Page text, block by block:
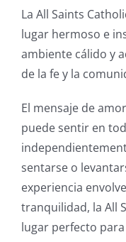
La All Saints
lugar hermoso e
ambiente cálido y
de la fe y la
El mensaje de
puede sentir en
sentarse o
experiencia
tranquilidad, la All
lugar perfecto